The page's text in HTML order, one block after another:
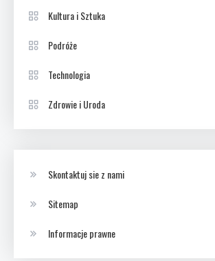
Kultura i Sztuka
Podróże
Technologia
Zdrowie i Uroda
Skontaktuj sie z nami
Sitemap
Informacje prawne